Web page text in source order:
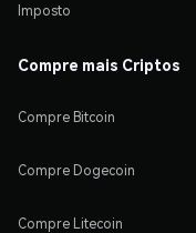
Imposto
Compre mais Criptos
Compre Bitcoin
Compre Dogecoin
Compre Litecoin